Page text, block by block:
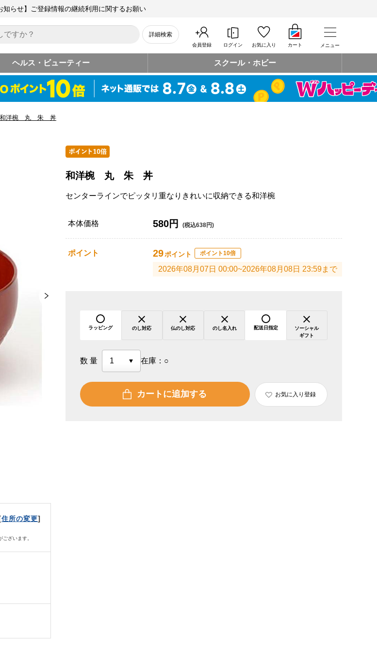
知らせ】ご登録情報の継続利用に関するお願い
詳細検索
会員登録 ログイン お気に入り カート メニュー
ヘルス・ビューティー スクール・ホビー
和洋椀 丸 朱 丼
住所の変更]
ざいます。
和洋椀 丸 朱 丼
センターラインでピッタリ重なりきれいに収納できる和洋椀
本体価格 580円 (税込638円)
ポイント 29ポイント ポイント10倍
2026年08月07日 00:00~2026年08月08日 23:59まで
ラッピング のし対応 仏のし対応 のし名入れ 配送日指定
ソーシャル
ギフト
数量 在庫： ○
カートに追加する お気に入り登録